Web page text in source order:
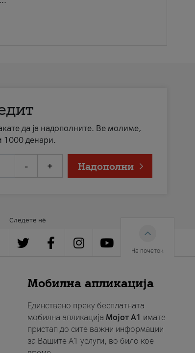
да ја надополните. Ве молиме,
1000 денари.
- + Надополни
Следете нè
На почеток
Мобилна апликација
Единствено преку бесплатната
мобилна апликација Мојот A1 имате
пристап до сите важни информации
за Вашите A1 услуги, во било кое